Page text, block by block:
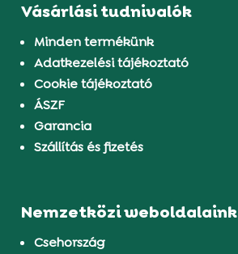
Vásárlási tudnivalók
Minden termékünk
Adatkezelési tájékoztató
Cookie tájékoztató
ÁSZF
Garancia
Szállítás és fizetés
Nemzetközi weboldalaink
Csehország